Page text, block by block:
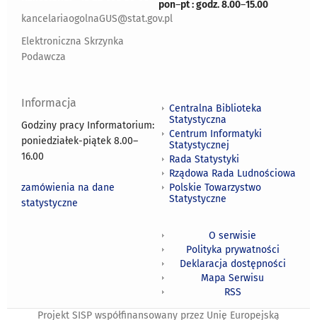
kancelariaogolnaGUS@stat.gov.pl
Elektroniczna Skrzynka
Podawcza
pon–pt : godz. 8.00–15.00
Informacja
Godziny pracy Informatorium:
poniedziałek-piątek 8.00–
16.00
zamówienia na dane
statystyczne
Centralna Biblioteka
Statystyczna
Centrum Informatyki
Statystycznej
Rada Statystyki
Rządowa Rada Ludnościowa
Polskie Towarzystwo
Statystyczne
O serwisie
Polityka prywatności
Deklaracja dostępności
Mapa Serwisu
RSS
Projekt SISP współfinansowany przez Unię Europejską